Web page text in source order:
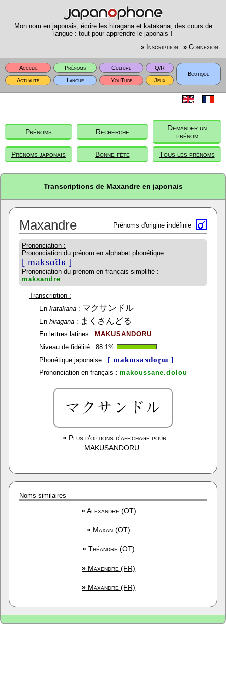
Mon nom en japonais, écrire les hiragana et katakana, des cours de
langue : tout pour apprendre le japonais !
» Inscription » Connexion
Accueil Prénoms Culture
Q/R
Boutique
Actualité
Langue YouTube Jeux
Prénoms Recherche
Demander un
prénom
Prénoms japonais Bonne fête Tous les prénoms
Transcriptions de Maxandre en japonais
Maxandre Prénoms d'origine indéfinie
Prononciation :
Prononciation du prénom en alphabet phonétique :
[ maksɑ̃dʁ ]
Prononciation du prénom en français simplifié :
maksandre
Transcription :
En katakana: マクサンドル
En hiragana: まくさんどる
En lettres latines : MAKUSANDORU
Niveau de fidélité : 88.1%
Phonétique japonaise : [ makɯsaɴdoɽɯ ]
Prononciation en français : makoussane.dolou
»Plus d'options d'affichage pour
MAKUSANDORU
Noms similaires
»Alexandre (OT)
» Maxan (OT)
» Théandre (OT)
» Maxendre (FR)
» Maxandre (FR)